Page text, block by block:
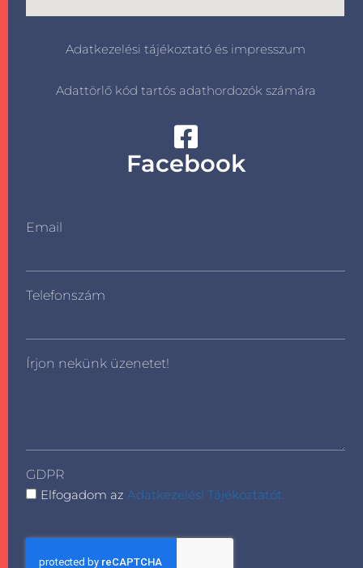
Adatkezelési tájékoztató és impresszum
Adattörlő kód tartós adathordozók számára
Facebook
Email
Telefonszám
Írjon nekünk üzenetet!
GDPR
Elfogadom azAdatkezelési Tájékoztatót.